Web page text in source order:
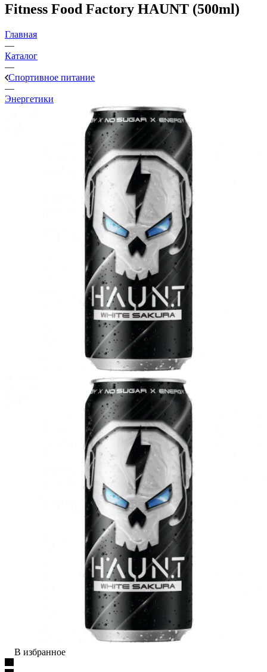
Fitness Food Factory HAUNT (500ml)
Главная
—
Каталог
—
Спортивное питание
—
Энергетики
В избранное